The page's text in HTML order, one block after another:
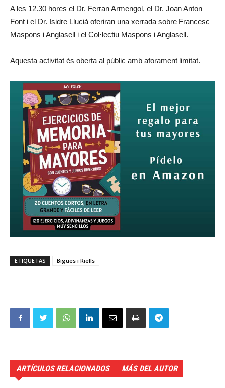
A les 12.30 hores el Dr. Ferran Armengol, el Dr. Joan Anton
Font i el Dr. Isidre Llucià oferiran una xerrada sobre Francesc
Maspons i Anglasell i el Col·lectiu Maspons i Anglasell.
Aquesta activitat és oberta al públic amb aforament limitat.
ETIQUETAS Bigues i Riells
ARTÍCULOS RELACIONADOS MÁS DEL AUTOR